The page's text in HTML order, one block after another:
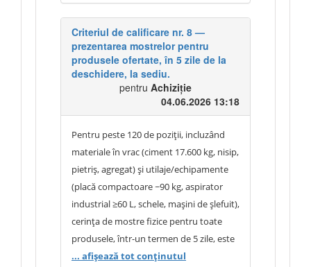
compatibilitatea cu accesoriile utilizate în
procesul de montare și curățare a
suprafețelor placate, precum și de
necesitățile practice de exploatare.
Toleranța admisă permite ofertarea
unor produse echivalente care asigură
aceeași funcționalitate. În cazul poziției
115, specificația este formulată în
principal prin caracteristici funcționale și
de performanță, respectiv lungime
minimă de tăiere de 1200 mm, destinația
pentru tăierea plăcilor ceramice și
porțelanate, existența ghidajelor
metalice, a sistemului de rupere, a roții
Criteriul de calificare nr. 8 —
prezentarea mostrelor pentru
produsele ofertate, în 5 zile de la
deschidere, la sediu.
pentru Achiziție
04.06.2026 13:18
Pentru peste 120 de poziții, incluzând
materiale în vrac (ciment 17.600 kg, nisip,
pietriș, agregat) și utilaje/echipamente
(placă compactoare ~90 kg, aspirator
industrial ≥60 L, schele, mașini de șlefuit),
cerința de mostre fizice pentru toate
produsele, într-un termen de 5 zile, este
disproporționată și restrictivă, fără
... afișează tot conținutul